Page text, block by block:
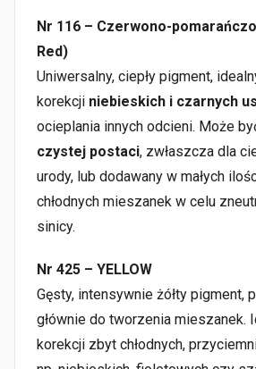
Nr 116 – Czerwono-
Red)
Uniwersalny, ciepły pigment,
korekcji niebieskich i czarnych
ocieplania innych odcieni. Może
czystej postaci, zwłaszcza dla
urody, lub dodawany w małych
chłodnych mieszanek w celu
sinicy.
Nr 425 – YELLOW
Gęsty, intensywnie żółty pigment,
głównie do tworzenia mieszanek.
korekcji zbyt chłodnych,